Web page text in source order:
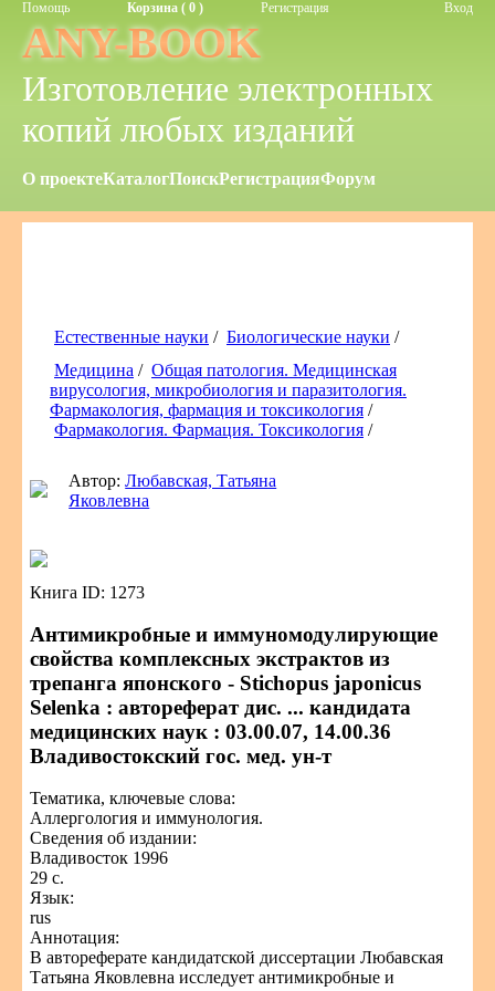
Помощь Корзина ( 0 ) Регистрация Вход
ANY-BOOK
Изготовление электронных
копий любых изданий
О проектеКаталогПоискРегистрацияФорум
Естественные науки / Биологические науки /
Медицина / Общая патология. Медицинская
вирусология, микробиология и паразитология.
Фармакология, фармация и токсикология /
Фармакология. Фармация. Токсикология /
Автор:Любавская, Татьяна
Яковлевна
Книга ID: 1273
Антимикробные и иммуномодулирующие
свойства комплексных экстрактов из
трепанга японского - Stichopus japonicus
Selenka : автореферат дис. ... кандидата
медицинских наук : 03.00.07, 14.00.36
Владивостокский гос. мед. ун-т
Тематика, ключевые слова:
Аллергология и иммунология.
Сведения об издании:
Владивосток 1996
29 с.
Язык:
rus
Аннотация:
В автореферате кандидатской диссертации Любавская
Татьяна Яковлевна исследует антимикробные и